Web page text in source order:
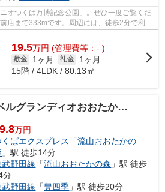
オつくば万博記念公園」。ぜひ一度ご覧くだ
店まで333mです。周辺には、徒歩2分で利用
ゴミ置き...
19.5万円 (管理費等：- )
敷金 1ヶ月 礼金
1ヶ月
15階 / 4LDK / 80.13㎡
グランディオおおたかの森
万円
くばエクスプレス
「流山おおたかの
」駅 徒歩14分
武野田線 「流山おおたかの森 」駅 徒歩
分
武野田線 「豊四季 」駅 徒歩20分